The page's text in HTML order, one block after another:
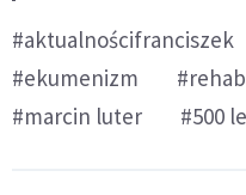
#aktualnościfranciszek
#ekumenizm
#marcin luter
#500